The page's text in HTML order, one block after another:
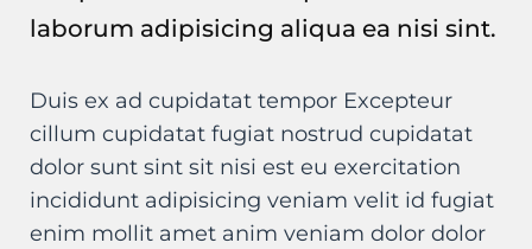
laborum adipisicing aliqua ea nisi sint.
Duis ex ad cupidatat tempor Excepteur
cillum cupidatat fugiat nostrud cupidatat
dolor sunt sint sit nisi est eu exercitation
incididunt adipisicing veniam velit id fugiat
enim mollit amet anim veniam dolor dolor